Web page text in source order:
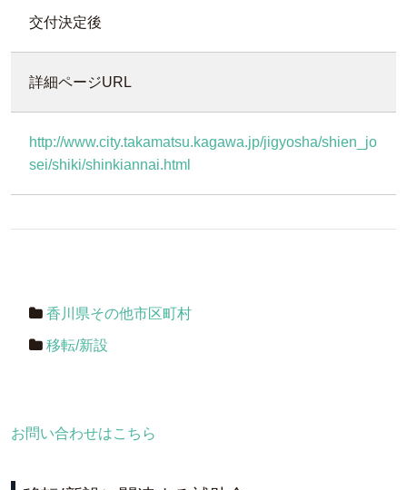
交付決定後
詳細ページURL
http://www.city.takamatsu.kagawa.jp/jigyosha/shien_jo
sei/shiki/shinkiannai.html
香川県その他市区町村
移転/新設
お問い合わせはこちら